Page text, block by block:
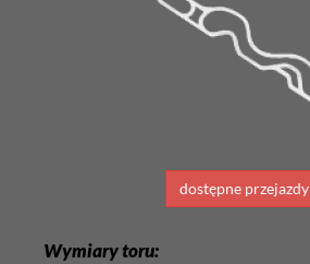
dostępne przejazdy
Wymiary toru: